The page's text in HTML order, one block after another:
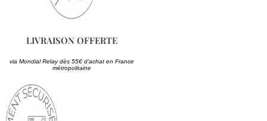
LIVRAISON OFFERTE
via Mondial Relay dès 55€ d’achat en France
métropolitaine